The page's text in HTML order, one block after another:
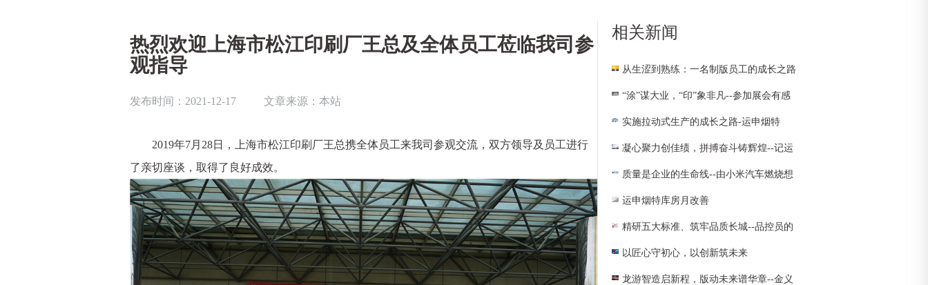
热烈欢迎上海市松江印刷厂王总及全体员工莅临我司参
观指导
发布时间：2021-12-17 文章来源：本站
2019年7月28日，上海市松江印刷厂王总携全体员工来我司参观交流，双方领导及员工进行
了亲切座谈，取得了良好成效。
相关新闻
从生涩到熟练：一名制版员工的成长之路
“涂”谋大业，“印”象非凡--参加展会有感
实施拉动式生产的成长之路-运申烟特
凝心聚力创佳绩，拼搏奋斗铸辉煌--记运
申装饰3月创新高
质量是企业的生命线--由小米汽车燃烧想
到想到的
运申烟特库房月改善
精研五大标准、筑牢品质长城--品控员的
质量守护之路
以匠心守初心，以创新筑未来
龙游智造启新程，版动未来谱华章--金义